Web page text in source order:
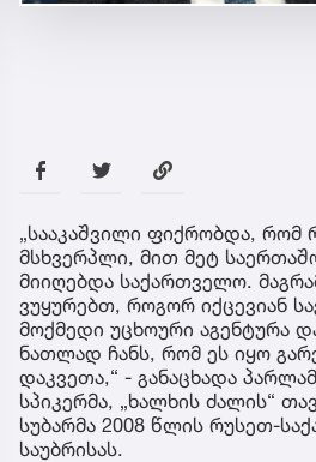
„სააკაშვილი ფიქრობდა, რომ
მსხვერპლი, მით მეტ
მიიღებდა საქართველო.
ვუყურებთ, როგორ იქცევიან
მოქმედი უცხოური აგენტურა
ნათლად ჩანს, რომ ეს იყო
დაკვეთა,“ - განაცხადა
სპიკერმა, „ხალხის ძალის“
სუბარმა 2008 წლის რუსეთ-
საუბრისას.